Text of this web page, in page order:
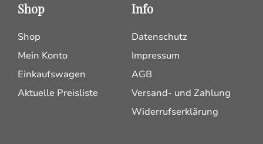
Shop
Shop
Mein Konto
Einkaufswagen
Aktuelle Preisliste
Info
Datenschutz
Impressum
AGB
Versand- und Zahlung
Widerrufserklärung